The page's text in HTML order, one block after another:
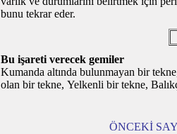
bunu tekrar eder.
Bu işareti verecek gemiler
Kumanda altında bulunmayan bir
olan bir tekne, Yelkenli bir tekne,
ÖNCEKİ